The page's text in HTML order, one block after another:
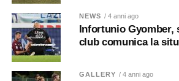
NEWS / 4 anni ago
Infortunio Gyomber,
club comunica la
GALLERY / 4 anni ago